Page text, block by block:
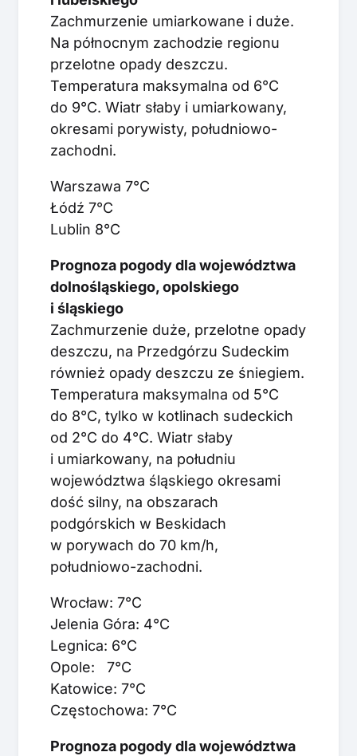
Zachmurzenie umiarkowane i duże.
Na północnym zachodzie regionu
przelotne opady deszczu.
Temperatura maksymalna od 6°C
do 9°C. Wiatr słaby i umiarkowany,
okresami porywisty, południowo-
zachodni.
Warszawa 7°C
Łódź 7°C
Lublin 8°C
Prognoza pogody dla województwa
dolnośląskiego, opolskiego
i śląskiego
Zachmurzenie duże, przelotne opady
deszczu, na Przedgórzu Sudeckim
również opady deszczu ze śniegiem.
Temperatura maksymalna od 5°C
do 8°C, tylko w kotlinach sudeckich
od 2°C do 4°C. Wiatr słaby
i umiarkowany, na południu
województwa śląskiego okresami
dość silny, na obszarach
podgórskich w Beskidach
w porywach do 70 km/h,
południowo-zachodni.
Wrocław: 7°C
Jelenia Góra: 4°C
Legnica: 6°C
Opole: 7°C
Katowice: 7°C
Częstochowa: 7°C
Prognoza pogody dla województwa